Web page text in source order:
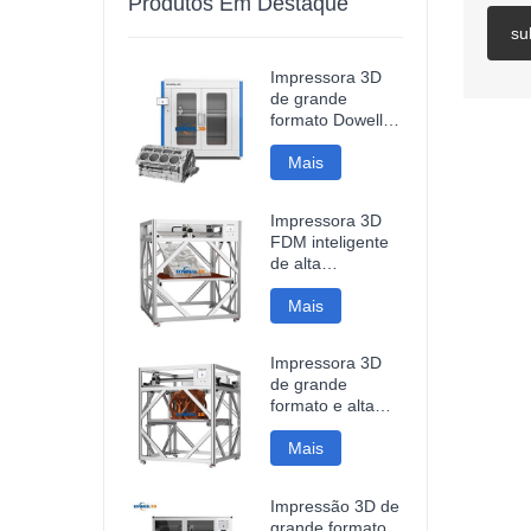
Impressora 3D
de grande
formato Dowell
DF12, alta
precisão, para
modelos
Mais
Impressora 3D
FDM inteligente
de alta
velocidade,
1200*1200*1200mm,
com conexão Wi-
acessível.
Mais
Impressora 3D
de grande
formato e alta
velocidade
DM10Plus, com
área de
1000 mm.
Mais
Impressão 3D de
grande formato